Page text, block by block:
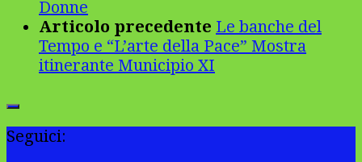
Donne
Articolo precedente Le banche del
Tempo e “L’arte della Pace” Mostra
itinerante Municipio XI
Seguici: